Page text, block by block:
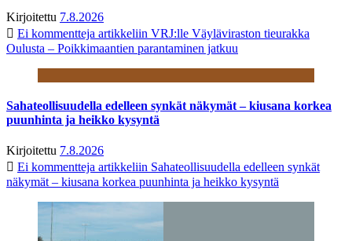
Kirjoitettu 7.8.2026
Ei kommentteja artikkeliin VRJ:lle Väyläviraston tieurakka
Oulusta – Poikkimaantien parantaminen jatkuu
Sahateollisuudella edelleen synkät näkymät – kiusana korkea
puunhinta ja heikko kysyntä
Kirjoitettu 7.8.2026
Ei kommentteja artikkeliin Sahateollisuudella edelleen synkät
näkymät – kiusana korkea puunhinta ja heikko kysyntä